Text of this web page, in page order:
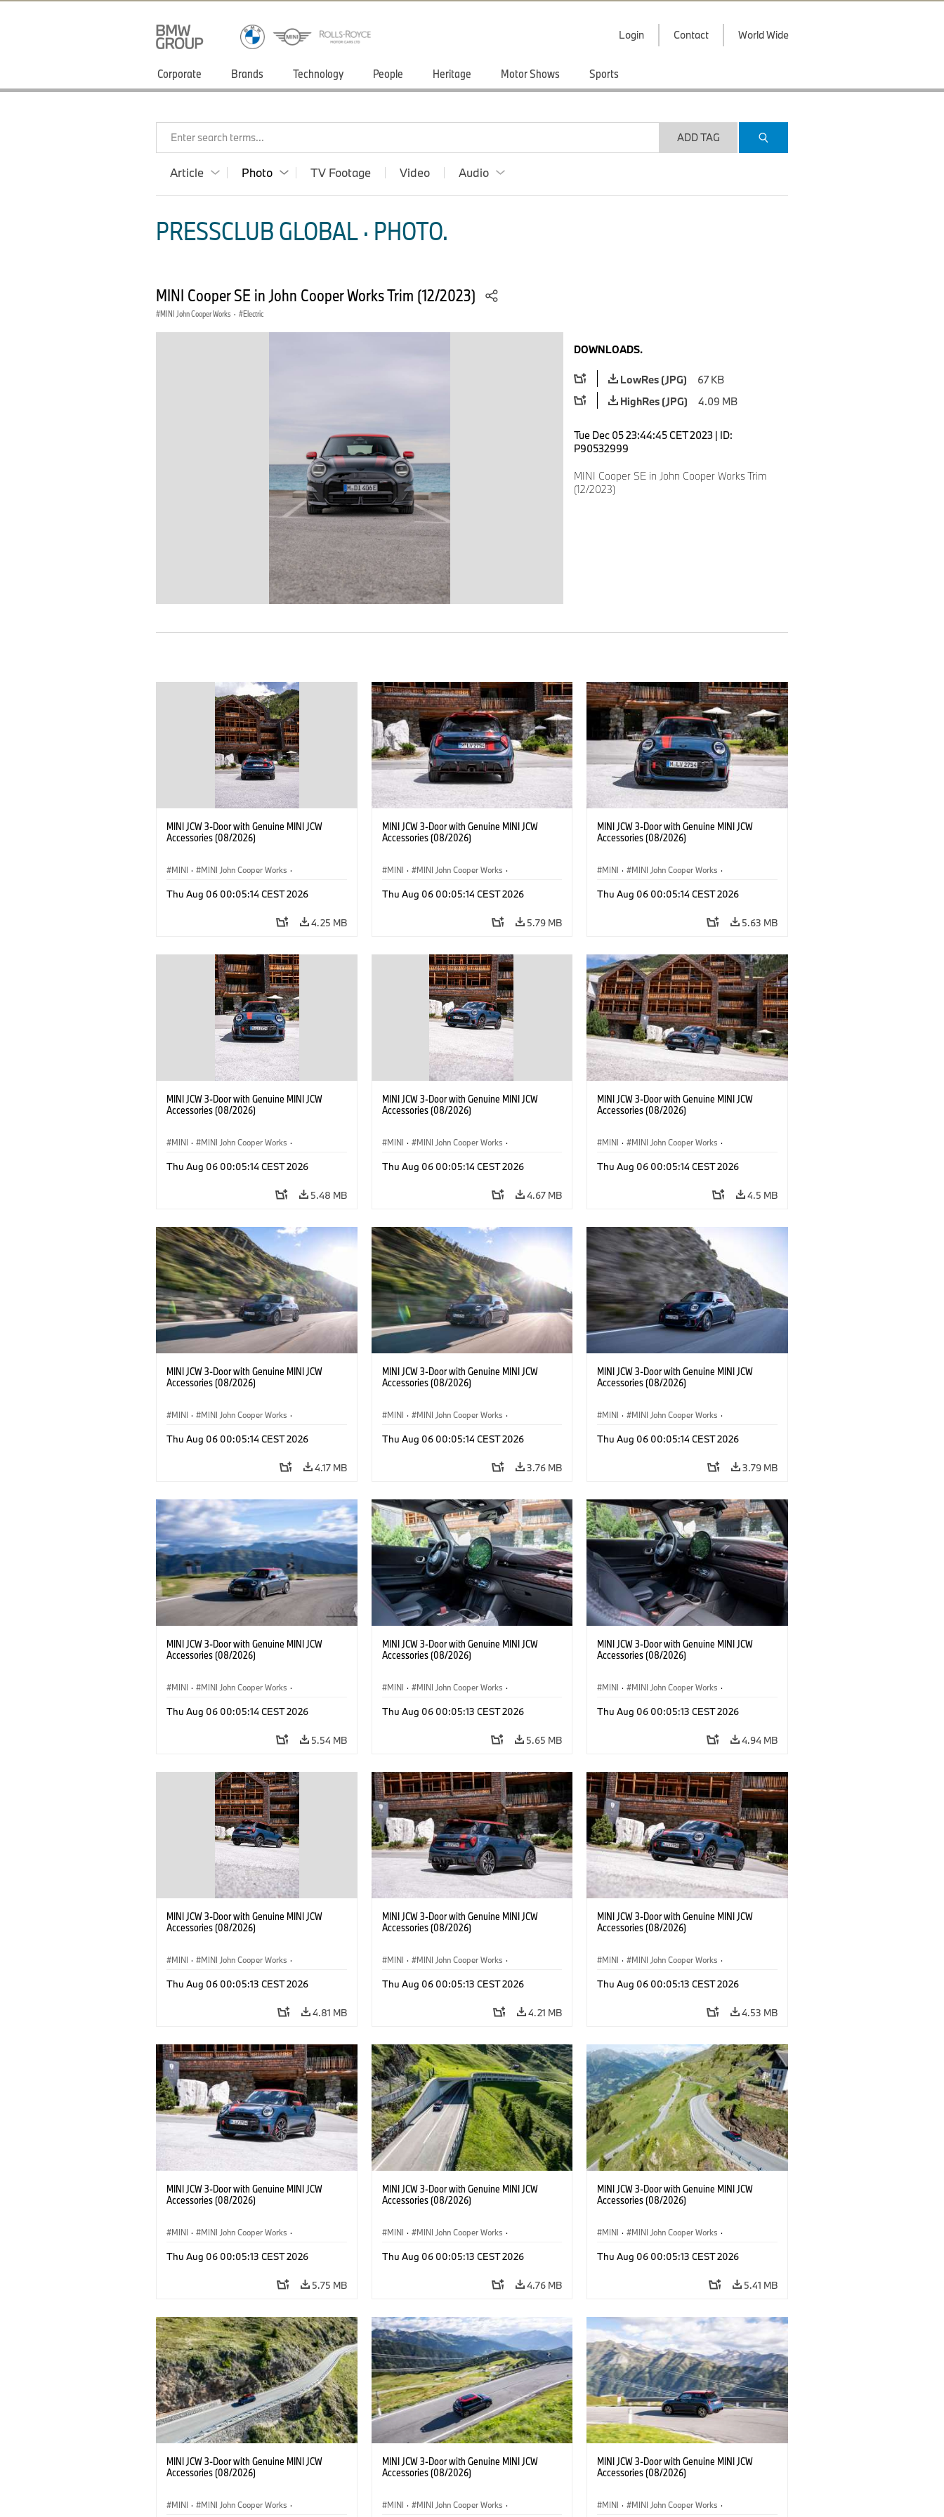
Login Contact World Wide
Corporate Brands Technology People Heritage Motor Shows Sports
Enter search terms... ADD TAG
Article Photo TV Footage Video Audio
PRESSCLUB GLOBAL · PHOTO.
MINI Cooper SE in John Cooper Works Trim (12/2023)
MINI John Cooper Works · Electric
DOWNLOADS.
LowRes (JPG)
67 KB
HighRes (JPG)
4.09 MB
Tue Dec 05 23:44:45 CET 2023 | ID:
P90532999
MINI Cooper SE in John Cooper Works Trim
(12/2023)
MINI JCW 3-Door with Genuine MINI JCW
Accessories (08/2026)
MINI · MINI John Cooper Works ·
Optional Extras, Accessories
Thu Aug 06 00:05:14 CEST 2026
4.25 MB
MINI JCW 3-Door with Genuine MINI JCW
Accessories (08/2026)
MINI · MINI John Cooper Works ·
Optional Extras, Accessories
Thu Aug 06 00:05:14 CEST 2026
5.79 MB
MINI JCW 3-Door with Genuine MINI JCW
Accessories (08/2026)
MINI · MINI John Cooper Works ·
Optional Extras, Accessories
Thu Aug 06 00:05:14 CEST 2026
5.63 MB
MINI JCW 3-Door with Genuine MINI JCW
Accessories (08/2026)
MINI · MINI John Cooper Works ·
Optional Extras, Accessories
Thu Aug 06 00:05:14 CEST 2026
5.48 MB
MINI JCW 3-Door with Genuine MINI JCW
Accessories (08/2026)
MINI · MINI John Cooper Works ·
Optional Extras, Accessories
Thu Aug 06 00:05:14 CEST 2026
4.67 MB
MINI JCW 3-Door with Genuine MINI JCW
Accessories (08/2026)
MINI · MINI John Cooper Works ·
Optional Extras, Accessories
Thu Aug 06 00:05:14 CEST 2026
4.5 MB
MINI JCW 3-Door with Genuine MINI JCW
Accessories (08/2026)
MINI · MINI John Cooper Works ·
Optional Extras, Accessories
Thu Aug 06 00:05:14 CEST 2026
4.17 MB
MINI JCW 3-Door with Genuine MINI JCW
Accessories (08/2026)
MINI · MINI John Cooper Works ·
Optional Extras, Accessories
Thu Aug 06 00:05:14 CEST 2026
3.76 MB
MINI JCW 3-Door with Genuine MINI JCW
Accessories (08/2026)
MINI · MINI John Cooper Works ·
Optional Extras, Accessories
Thu Aug 06 00:05:14 CEST 2026
3.79 MB
MINI JCW 3-Door with Genuine MINI JCW
Accessories (08/2026)
MINI · MINI John Cooper Works ·
Optional Extras, Accessories
Thu Aug 06 00:05:14 CEST 2026
5.54 MB
MINI JCW 3-Door with Genuine MINI JCW
Accessories (08/2026)
MINI · MINI John Cooper Works ·
Optional Extras, Accessories
Thu Aug 06 00:05:13 CEST 2026
5.65 MB
MINI JCW 3-Door with Genuine MINI JCW
Accessories (08/2026)
MINI · MINI John Cooper Works ·
Optional Extras, Accessories
Thu Aug 06 00:05:13 CEST 2026
4.94 MB
MINI JCW 3-Door with Genuine MINI JCW
Accessories (08/2026)
MINI · MINI John Cooper Works ·
Optional Extras, Accessories
Thu Aug 06 00:05:13 CEST 2026
4.81 MB
MINI JCW 3-Door with Genuine MINI JCW
Accessories (08/2026)
MINI · MINI John Cooper Works ·
Optional Extras, Accessories
Thu Aug 06 00:05:13 CEST 2026
4.21 MB
MINI JCW 3-Door with Genuine MINI JCW
Accessories (08/2026)
MINI · MINI John Cooper Works ·
Optional Extras, Accessories
Thu Aug 06 00:05:13 CEST 2026
4.53 MB
MINI JCW 3-Door with Genuine MINI JCW
Accessories (08/2026)
MINI · MINI John Cooper Works ·
Optional Extras, Accessories
Thu Aug 06 00:05:13 CEST 2026
5.75 MB
MINI JCW 3-Door with Genuine MINI JCW
Accessories (08/2026)
MINI · MINI John Cooper Works ·
Optional Extras, Accessories
Thu Aug 06 00:05:13 CEST 2026
4.76 MB
MINI JCW 3-Door with Genuine MINI JCW
Accessories (08/2026)
MINI · MINI John Cooper Works ·
Optional Extras, Accessories
Thu Aug 06 00:05:13 CEST 2026
5.41 MB
MINI JCW 3-Door with Genuine MINI JCW
Accessories (08/2026)
MINI · MINI John Cooper Works ·
MINI JCW 3-Door with Genuine MINI JCW
Accessories (08/2026)
MINI · MINI John Cooper Works ·
MINI JCW 3-Door with Genuine MINI JCW
Accessories (08/2026)
MINI · MINI John Cooper Works ·